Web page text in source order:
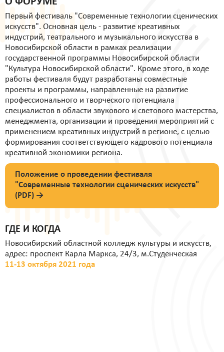
Первый фестиваль "Современные технологии сценических
искусств". Основная цель - развитие креативных
индустрий, театрального и музыкального искусства в
Новосибирской области в рамках реализации
государственной программы Новосибирской области
"Культура Новосибирской области". Кроме этого, в ходе
работы фестиваля будут разработаны совместные
проекты и программы, направленные на развитие
профессионального и творческого потенциала
специалистов в области звукового и светового мастерства,
менеджмента, организации и проведения мероприятий с
применением креативных индустрий в регионе, с целью
формирования соответствующего кадрового потенциала
креативной экономики региона.
Положение о проведении фестиваля
"Современные технологии сценических искусств"
(PDF) →
ГДЕ И КОГДА
Новосибирский областной колледж культуры и искусств,
адрес: проспект Карла Маркса, 24/3, м.Студенческая
11-13 октября 2021 года